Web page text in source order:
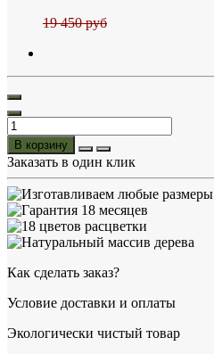
19 450 руб
В корзину
Заказать в один клик
Как сделать заказ?
Условие доставки и оплаты
Экологически чистый товар